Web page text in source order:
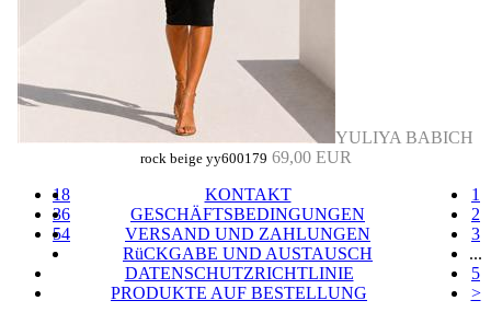
YULIYA BABICH
rock beige yy600179 69,00 EUR
18
36
54
1
2
3
...
5
>
KONTAKT
GESCHÄFTSBEDINGUNGEN
VERSAND UND ZAHLUNGEN
RüCKGABE UND AUSTAUSCH
DATENSCHUTZRICHTLINIE
PRODUKTE AUF BESTELLUNG